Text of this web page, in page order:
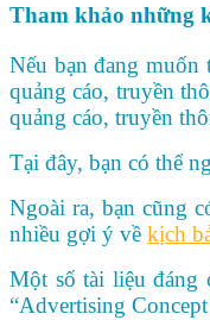
Tham khảo những
Nếu bạn đang muốn
quảng cáo, truyền
quảng cáo, truyền
Tại đây, bạn có thể
Ngoài ra, bạn cũng
nhiều gợi ý về kịch
Một số tài liệu đáng
“Advertising